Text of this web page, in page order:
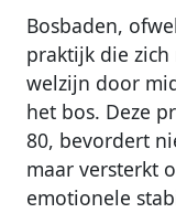
Bosbaden,
praktijk die
welzijn door
het bos. Deze
80, bevordert
maar versterkt
emotionele